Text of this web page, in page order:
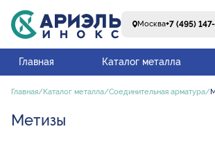
Москва+7 (495)
Главная Каталог металла
Главная Каталог металла Соединительная арматура
Метизы